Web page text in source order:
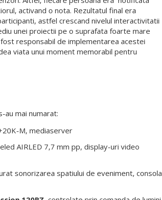
activand o nota. Rezultatul final era
astfel crescand nivelul interactivitatii
unei proiectii pe o suprafata foarte mare
responsabil de implementarea acestei
viata unui moment memorabil pentru
au mai numarat:
M, mediaserver
AIRLED 7,7 mm pp, display-uri video
sonorizarea spatiului de eveniment, consola